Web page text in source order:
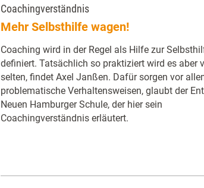
Coachingverständnis
Mehr Selbsthilfe wagen!
Coaching wird in der Regel als Hilfe zur
definiert. Tatsächlich so praktiziert wird es aber
selten, findet Axel Janßen. Dafür sorgen vor
problematische Verhaltensweisen, glaubt der
Neuen Hamburger Schule, der hier sein
Coachingverständnis erläutert.